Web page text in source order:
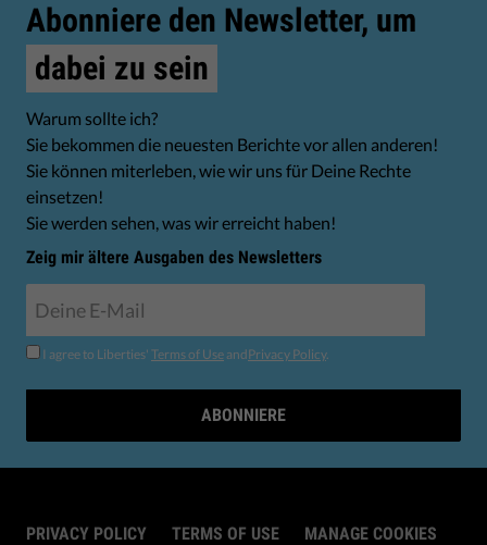
Abonniere den Newsletter, um
dabei zu sein
Warum sollte ich?
Sie bekommen die neuesten Berichte vor allen anderen!
Sie können miterleben, wie wir uns für Deine Rechte
einsetzen!
Sie werden sehen, was wir erreicht haben!
Zeig mir ältere Ausgaben des Newsletters
I agree to Liberties' Terms of Use andPrivacy Policy.
ABONNIERE
PRIVACY POLICY TERMS OF USE MANAGE COOKIES